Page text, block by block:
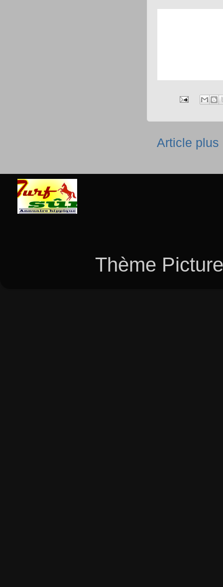
Article plus
Thème